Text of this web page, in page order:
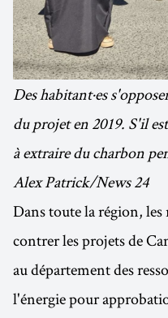
Des habitant·es
du projet en 2019. S'il
à extraire du charbon
Alex Patrick/News 24
Dans toute la région, les
contrer les projets de
au département des
l'énergie pour